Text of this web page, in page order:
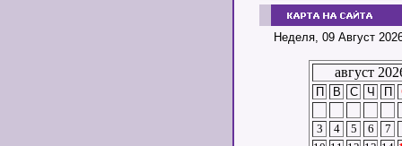
Неделя, 09 Август
август
П В С Ч П
3
4 5 6 7